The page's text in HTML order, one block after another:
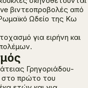
βιντεοπροβολές από
Ωδείο της Κω
για ειρήνη και
Γρηγοριάδου-
στο πρώτο του